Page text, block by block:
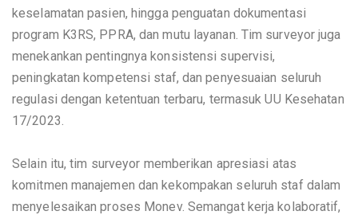
R
S
D
keselamatan pasien, hingga penguatan dokumentasi
program K3RS, PPRA, dan mutu layanan. Tim surveyor juga
menekankan pentingnya konsistensi supervisi,
peningkatan kompetensi staf, dan penyesuaian seluruh
regulasi dengan ketentuan terbaru, termasuk UU Kesehatan
17/2023.
Selain itu, tim surveyor memberikan apresiasi atas
komitmen manajemen dan kekompakan seluruh staf dalam
menyelesaikan proses Monev. Semangat kerja kolaboratif,